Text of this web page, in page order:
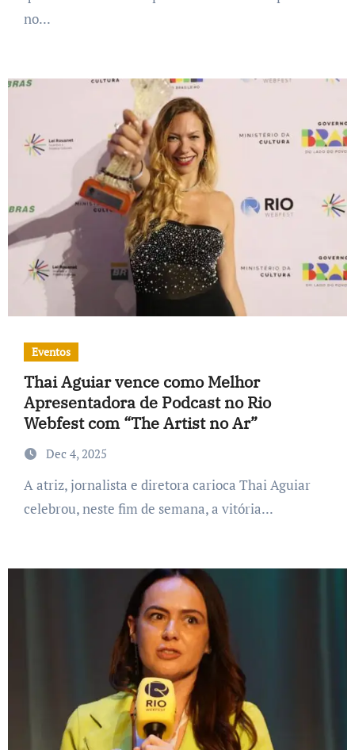
no...
Eventos
Thai Aguiar vence como Melhor
Apresentadora de Podcast no Rio
Webfest com “The Artist no Ar”
Dec 4, 2025
A atriz, jornalista e diretora carioca Thai Aguiar
celebrou, neste fim de semana, a vitória...